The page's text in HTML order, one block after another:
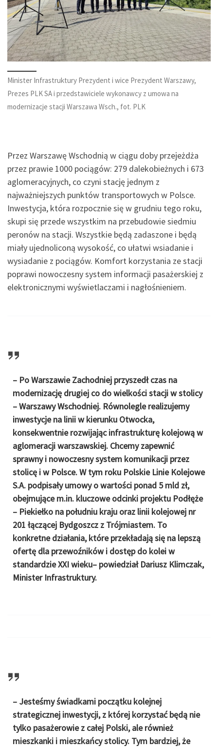
Minister Infrastruktury Prezydent i wice Prezydent Warszawy,
Prezes PLK SA i przedstawiciele wykonawcy z umowa na
modernizacje stacji Warszawa Wsch., fot. PLK
Przez Warszawę Wschodnią w ciągu doby przejeżdża
przez prawie 1000 pociągów: 279 dalekobieżnych i 673
aglomeracyjnych, co czyni stację jednym z
najważniejszych punktów transportowych w Polsce.
Inwestycja, która rozpocznie się w grudniu tego roku,
skupi się przede wszystkim na przebudowie siedmiu
peronów na stacji. Wszystkie będą zadaszone i będą
miały ujednoliconą wysokość, co ułatwi wsiadanie i
wysiadanie z pociągów. Komfort korzystania ze stacji
poprawi nowoczesny system informacji pasażerskiej z
elektronicznymi wyświetlaczami i nagłośnieniem.
– Po Warszawie Zachodniej przyszedł czas na
modernizację drugiej co do wielkości stacji w stolicy
– Warszawy Wschodniej. Równolegle realizujemy
inwestycje na linii w kierunku Otwocka,
konsekwentnie rozwijając infrastrukturę kolejową w
aglomeracji warszawskiej. Chcemy zapewnić
sprawny i nowoczesny system komunikacji przez
stolicę i w Polsce. W tym roku Polskie Linie Kolejowe
S.A. podpisały umowy o wartości ponad 5 mld zł,
obejmujące m.in. kluczowe odcinki projektu Podłęże
– Piekiełko na południu kraju oraz linii kolejowej nr
201 łączącej Bydgoszcz z Trójmiastem. To
konkretne działania, które przekładają się na lepszą
ofertę dla przewoźników i dostęp do kolei w
standardzie XXI wieku– powiedział Dariusz Klimczak,
Minister Infrastruktury.
– Jesteśmy świadkami początku kolejnej
strategicznej inwestycji, z której korzystać będą nie
tylko pasażerowie z całej Polski, ale również
mieszkanki i mieszkańcy stolicy. Tym bardziej, że